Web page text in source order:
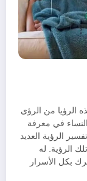
الرؤيا من الرؤى
في معرفة
الرؤية العديد
الرؤية. له
بكل الأسرار